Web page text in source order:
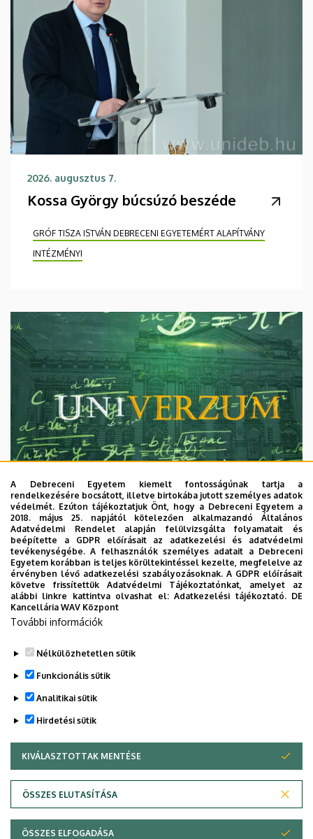
2026. augusztus 7.
Kossa György búcsúzó beszéde
GRÓF TISZA ISTVÁN DEBRECENI EGYETEMÉRT ALAPÍTVÁNY
INTÉZMÉNYI
2026. augusztus 7.
Univerzum: A Debreceni Egyetem
titkos receptjei
KUTATÁS TUDOMÁNY
Adatvédelem
A Debreceni Egyetem kiemelt fontosságúnak tartja a
rendelkezésére bocsátott, illetve birtokába jutott személyes adatok
védelmét. Ezúton tájékoztatjuk Önt, hogy a Debreceni Egyetem a
2018. május 25. napjától kötelezően alkalmazandó Általános
Adatvédelmi Rendelet alapján felülvizsgálta folyamatait és
beépítette a GDPR előírásait az adatkezelési és adatvédelmi
tevékenységébe. A felhasználók személyes adatait a Debreceni
Egyetem korábban is teljes körültekintéssel kezelte, megfelelve az
érvényben lévő adatkezelési szabályozásoknak. A GDPR előírásait
követve frissítettük Adatvédelmi Tájékoztatónkat, amelyet az
alábbi linkre kattintva olvashat el:Adatkezelési tájékoztató. DE
Kancellária WAV Központ
További információk
Nélkülözhetetlen sütik
Funkcionális sütik
Analitikai sütik
Hirdetési sütik
KIVÁLASZTOTTAK MENTÉSE
ÖSSZES ELUTASÍTÁSA
WITHDRAW CONSENT
ÖSSZES ELFOGADÁSA